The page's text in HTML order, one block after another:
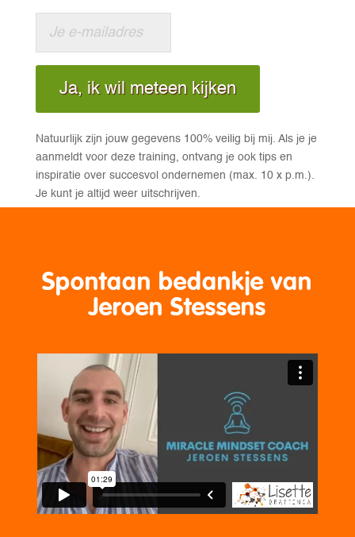
Ja, ik wil meteen kijken
Natuurlijk zijn jouw gegevens 100% veilig bij mij. Als je je
aanmeldt voor deze training, ontvang je ook tips en
inspiratie over succesvol ondernemen (max. 10 x p.m.).
Je kunt je altijd weer uitschrijven.
Spontaan bedankje van
Jeroen Stessens